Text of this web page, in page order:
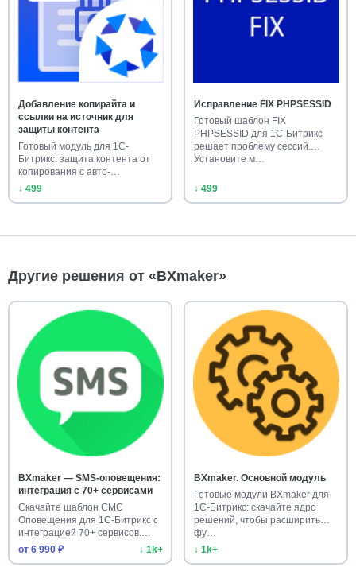
Добавление копирайта и
ссылки на источник для
защиты контента
Готовый модуль для 1С-
Битрикс: защита контента от
копирования с авто-
добавлением…
↓ 499
Исправление FIX PHPSESSID
Готовый шаблон FIX
PHPSESSID для 1С-Битрикс
решает проблему сессий.
Установите м…
↓ 499
Другие решения от «BXmaker»
BXmaker — SMS-оповещения:
интеграция с 70+ сервисами
Скачайте шаблон СМС
Оповещения для 1С-Битрикс с
интеграцией 70+ сервисов.
Готово…
от 6 990 ₽ ↓ 1k+
BXmaker. Основной модуль
Готовые модули BXmaker для
1С-Битрикс: скачайте ядро
решений, чтобы расширить
фу…
↓ 1k+